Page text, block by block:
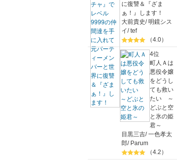
に復讐＆『ざま
ぁ！』します！
大前貴史/明鏡シス
イ/tef
（4.0）
4位
町人Ａは
悪役令嬢
をどうし
ても救い
たい ～
どぶと空
と氷の姫
君～
目黒三吉/一色孝太
郎/ Parum
（4.2）